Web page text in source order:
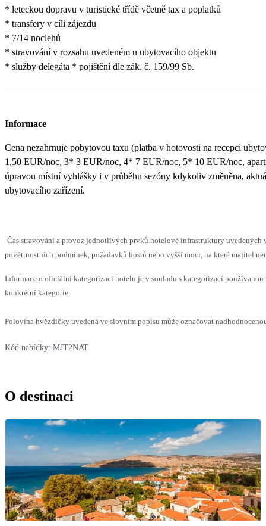
* leteckou dopravu v turistické třídě včetně tax a poplatků
* transfery v cíli zájezdu
* 7/14 noclehů
* stravování v rozsahu uvedeném u ubytovacího objektu
* služby delegáta * pojištění dle zák. č. 159/99 Sb.
Informace
Cena nezahrnuje pobytovou taxu (platba v hotovosti na recepci
1,50 EUR/noc, 3* 3 EUR/noc, 4* 7 EUR/noc, 5* 10 EUR/noc,
úpravou místní vyhlášky i v průběhu sezóny kdykoliv změněna,
ubytovacího zařízení.
Čas stravování a provoz jednotlivých prvků hotelové infrastruktury uvedených
povětrnostních podmínek, požadavků hostů nebo vyšší moci, na které majitel
Informace o oficiální kategorizaci hotelu je v souladu s kategorizací
konkrétní kategorie.
Polovina hvězdičky uvedená ve slovním popisu může označovat
Kód nabídky: MJT2NAT
O destinaci